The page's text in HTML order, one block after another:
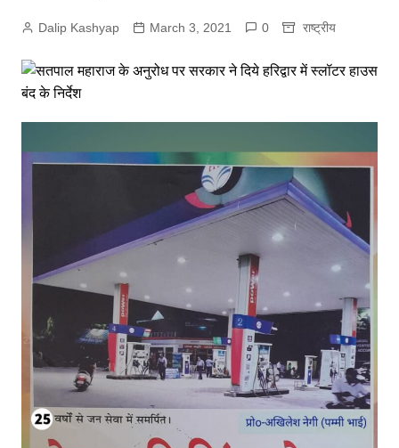
Dalip Kashyap March 3, 2021 0 राष्ट्रीय